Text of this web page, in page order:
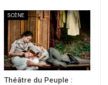
SCÈNE
Théâtre du Peuple :